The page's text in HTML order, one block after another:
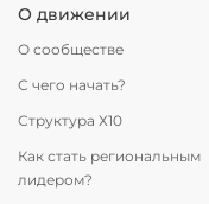
О движении
О сообществе
С чего начать?
Структура Х10
Как стать региональным
лидером?